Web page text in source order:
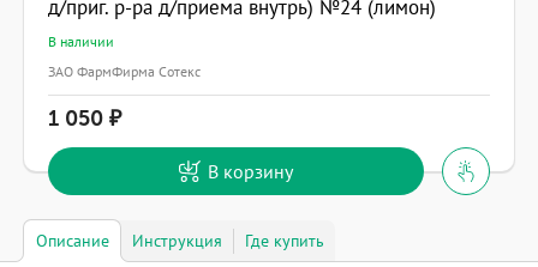
д/приг. р-ра д/приема внутрь) №24 (лимон)
В наличии
ЗАО ФармФирма Сотекс
1 050
В корзину
Описание Инструкция Где купить